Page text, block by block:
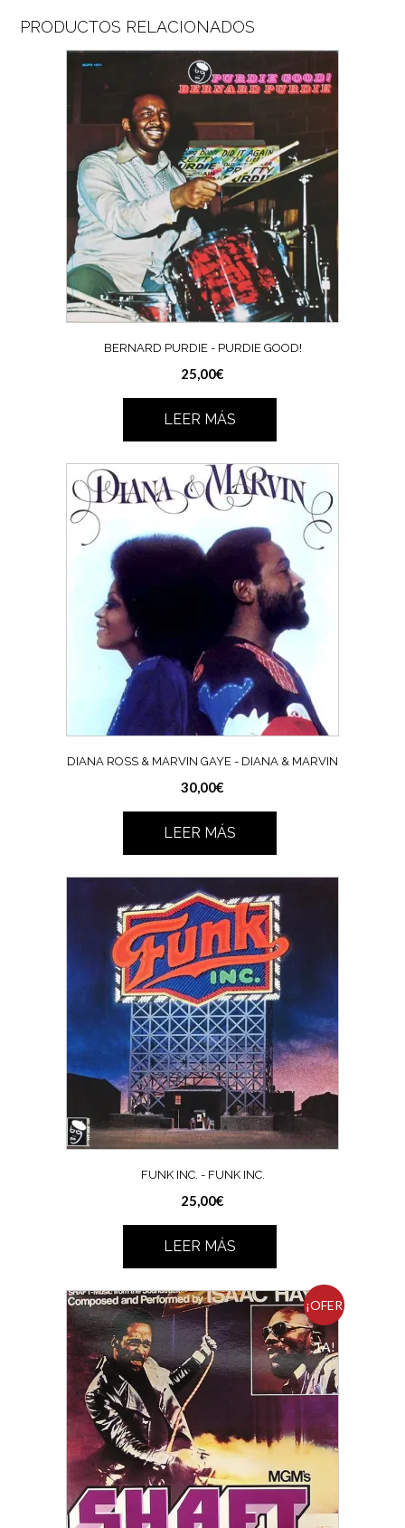
PRODUCTOS RELACIONADOS
BERNARD PURDIE ‎- PURDIE GOOD!
25,00€
LEER MÁS
DIANA ROSS & MARVIN GAYE ‎- DIANA & MARVIN
30,00€
LEER MÁS
FUNK INC. ‎- FUNK INC.
25,00€
LEER MÁS
¡OFER
TA!